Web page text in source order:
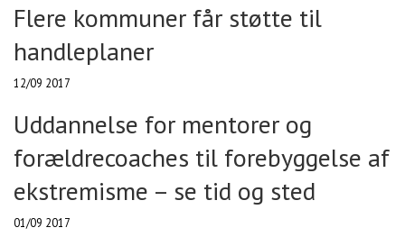
Flere kommuner får støtte til
handleplaner
12/09 2017
Uddannelse for mentorer og
forældrecoaches til forebyggelse af
ekstremisme – se tid og sted
01/09 2017